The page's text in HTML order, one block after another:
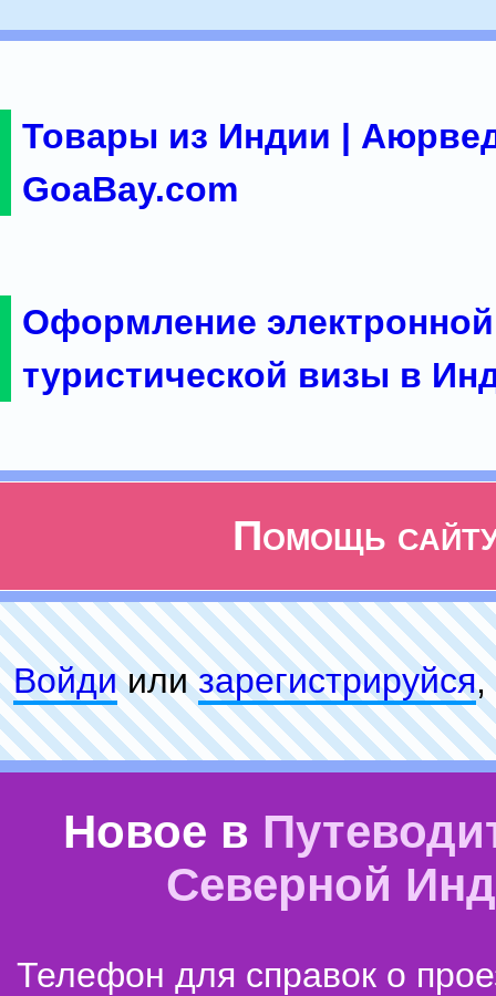
Товары из Индии |
GoaBay.com
Оформление электронной
туристической визы в
Помощь
Войдиилизарeгиcтpируйся,
Новое в
Северной
Телефон для справок о